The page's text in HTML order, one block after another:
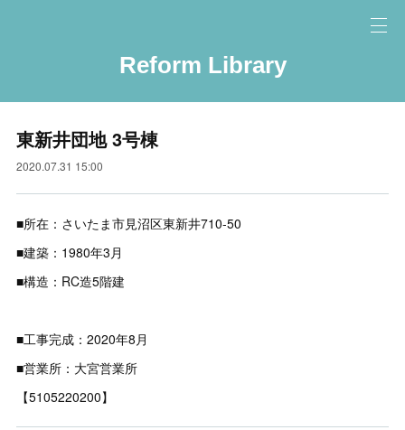
Reform Library
東新井団地 3号棟
2020.07.31 15:00
■所在：さいたま市見沼区東新井710-50
■建築：1980年3月
■構造：RC造5階建
■工事完成：2020年8月
■営業所：大宮営業所
【5105220200】